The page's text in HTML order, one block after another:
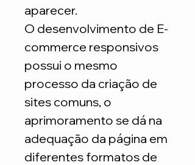
aparecer.
O desenvolvimento de E-
commerce responsivos
possui o mesmo
processo da criação de
sites comuns, o
aprimoramento se dá na
adequação da página em
diferentes formatos de